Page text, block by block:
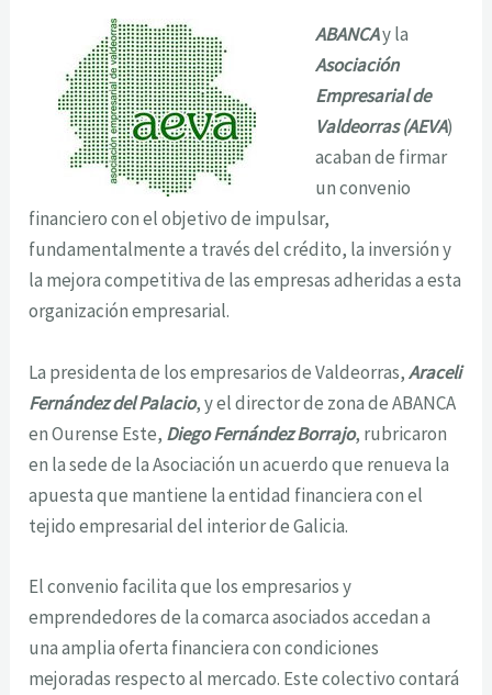
ABANCAy la
Asociación
Empresarial de
Valdeorras (AEVA)
acaban de firmar
un convenio
financiero con el objetivo de impulsar,
fundamentalmente a través del crédito, la inversión y
la mejora competitiva de las empresas adheridas a esta
organización empresarial.
La presidenta de los empresarios de Valdeorras,Araceli
Fernández del Palacio, y el director de zona de ABANCA
en Ourense Este, Diego Fernández Borrajo, rubricaron
en la sede de la Asociación un acuerdo que renueva la
apuesta que mantiene la entidad financiera con el
tejido empresarial del interior de Galicia.
El convenio facilita que los empresarios y
emprendedores de la comarca asociados accedan a
una amplia oferta financiera con condiciones
mejoradas respecto al mercado. Este colectivo contará